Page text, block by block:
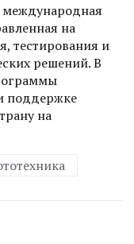
международная
на
тестирования и
решений. В
поддержке
на